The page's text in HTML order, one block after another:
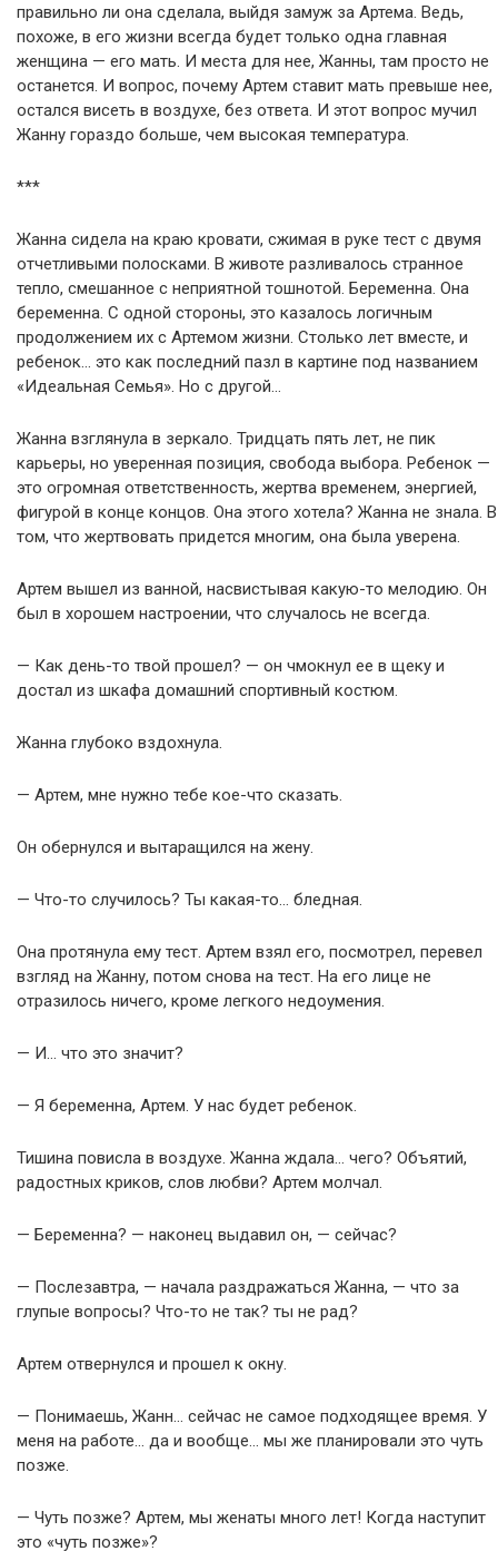
правильно ли она сделала, выйдя замуж за Артема. Ведь,
похоже, в его жизни всегда будет только одна главная
женщина — его мать. И места для нее, Жанны, там просто не
останется. И вопрос, почему Артем ставит мать превыше нее,
остался висеть в воздухе, без ответа. И этот вопрос мучил
Жанну гораздо больше, чем высокая температура.
***
Жанна сидела на краю кровати, сжимая в руке тест с двумя
отчетливыми полосками. В животе разливалось странное
тепло, смешанное с неприятной тошнотой. Беременна. Она
беременна. С одной стороны, это казалось логичным
продолжением их с Артемом жизни. Столько лет вместе, и
ребенок… это как последний пазл в картине под названием
«Идеальная Семья». Но с другой…
Жанна взглянула в зеркало. Тридцать пять лет, не пик
карьеры, но уверенная позиция, свобода выбора. Ребенок —
это огромная ответственность, жертва временем, энергией,
фигурой в конце концов. Она этого хотела? Жанна не знала. В
том, что жертвовать придется многим, она была уверена.
Артем вышел из ванной, насвистывая какую-то мелодию. Он
был в хорошем настроении, что случалось не всегда.
— Как день-то твой прошел? — он чмокнул ее в щеку и
достал из шкафа домашний спортивный костюм.
Жанна глубоко вздохнула.
— Артем, мне нужно тебе кое-что сказать.
Он обернулся и вытаращился на жену.
— Что-то случилось? Ты какая-то… бледная.
Она протянула ему тест. Артем взял его, посмотрел, перевел
взгляд на Жанну, потом снова на тест. На его лице не
отразилось ничего, кроме легкого недоумения.
— И… что это значит?
— Я беременна, Артем. У нас будет ребенок.
Тишина повисла в воздухе. Жанна ждала… чего? Объятий,
радостных криков, слов любви? Артем молчал.
— Беременна? — наконец выдавил он, — сейчас?
— Послезавтра, — начала раздражаться Жанна, — что за
глупые вопросы? Что-то не так? ты не рад?
Артем отвернулся и прошел к окну.
— Понимаешь, Жанн… сейчас не самое подходящее время. У
меня на работе… да и вообще… мы же планировали это чуть
позже.
— Чуть позже? Артем, мы женаты много лет! Когда наступит
это «чуть позже»?